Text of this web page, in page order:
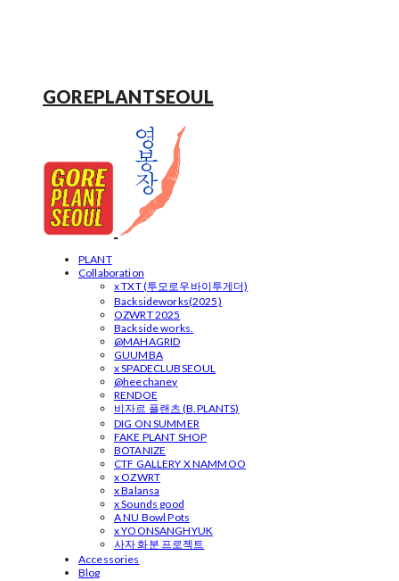
GOREPLANTSEOUL
PLANT
Collaboration
x TXT (투모로우바이투게더)
Backsideworks(2025)
OZWRT 2025
Backside works.
@MAHAGRID
GUUMBA
x SPADECLUBSEOUL
@heechaney
RENDOE
비자르 플랜츠 (B.PLANTS)
DIG ON SUMMER
FAKE PLANT SHOP
BOTANIZE
CTF GALLERY X NAMMOO
x OZWRT
x Balansa
x Sounds good
A NU Bowl Pots
x YOONSANGHYUK
사자 화분 프로젝트
Accessories
Blog